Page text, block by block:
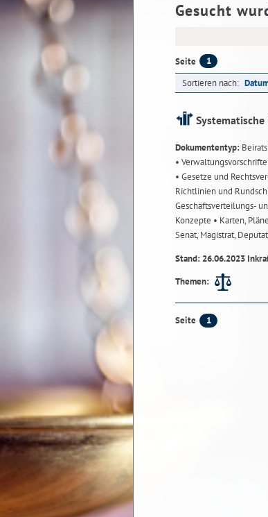
Gesucht
Seite 1
Sortieren nach:
Dokumententyp:
•
• Gesetze und
Richtlinien und
Geschäftsverteilungs-
Konzepte • Karten,
Senat, Magistrat,
Stand: 26.06.2023
Themen:
Seite 1